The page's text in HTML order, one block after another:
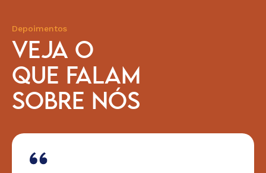
Depoimentos
VEJA O
QUE FALAM
SOBRE NÓS